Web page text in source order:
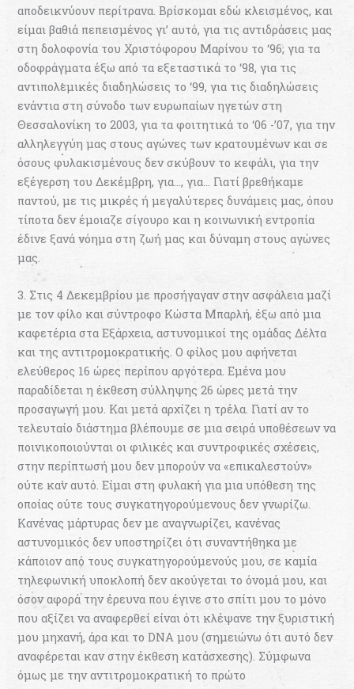
αποδεικνύουν περίτρανα. Βρίσκομαι εδώ κλεισμένος, και
είμαι βαθιά πεπεισμένος γι’ αυτό, για τις αντιδράσεις μας
στη δολοφονία του Χριστόφορου Μαρίνου το ‘96, για τα
οδοφράγματα έξω από τα εξεταστικά το ‘98, για τις
αντιπολεμικές διαδηλώσεις το ‘99, για τις διαδηλώσεις
ενάντια στη σύνοδο των ευρωπαίων ηγετών στη
Θεσσαλονίκη το 2003, για τα φοιτητικά το ‘06 -’07, για την
αλληλεγγύη μας στους αγώνες των κρατουμένων και σε
όσους φυλακισμένους δεν σκύβουν το κεφάλι, για την
εξέγερση του Δεκέμβρη, για…, για… Γιατί βρεθήκαμε
παντού, με τις μικρές ή μεγαλύτερες δυνάμεις μας, όπου
τίποτα δεν έμοιαζε σίγουρο και η κοινωνική εντροπία
έδινε ξανά νόημα στη ζωή μας και δύναμη στους αγώνες
μας.
3. Στις 4 Δεκεμβρίου με προσήγαγαν στην ασφάλεια μαζί
με τον φίλο και σύντροφο Κώστα Μπαρλή, έξω από μια
καφετέρια στα Εξάρχεια, αστυνομικοί της ομάδας Δέλτα
και της αντιτρομοκρατικής. Ο φίλος μου αφήνεται
ελεύθερος 16 ώρες περίπου αργότερα. Εμένα μου
παραδίδεται η έκθεση σύλληψης 26 ώρες μετά την
προσαγωγή μου. Και μετά αρχίζει η τρέλα. Γιατί αν το
τελευταίο διάστημα βλέπουμε σε μια σειρά υποθέσεων να
ποινικοποιούνται οι φιλικές και συντροφικές σχέσεις,
στην περίπτωσή μου δεν μπορούν να «επικαλεστούν»
ούτε καν αυτό. Είμαι στη φυλακή για μια υπόθεση της
οποίας ούτε τους συγκατηγορούμενους δεν γνωρίζω.
Κανένας μάρτυρας δεν με αναγνωρίζει, κανένας
αστυνομικός δεν υποστηρίζει ότι συναντήθηκα με
κάποιον από τους συγκατηγορούμενούς μου, σε καμία
τηλεφωνική υποκλοπή δεν ακούγεται το όνομά μου, και
όσον αφορά την έρευνα που έγινε στο σπίτι μου το μόνο
που αξίζει να αναφερθεί είναι ότι κλέψανε την ξυριστική
μου μηχανή, άρα και το DNA μου (σημειώνω ότι αυτό δεν
αναφέρεται καν στην έκθεση κατάσχεσης). Σύμφωνα
όμως με την αντιτρομοκρατική το πρώτο